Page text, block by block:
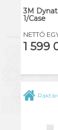
3M
1/Case
NETTÓ
1 599